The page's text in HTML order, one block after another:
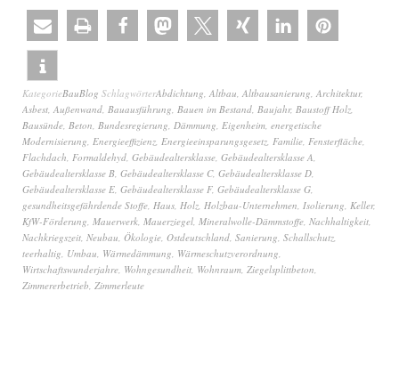
KategorieBauBlog SchlagwörterAbdichtung, Altbau, Altbausanierung, Architektur,
Asbest, Außenwand, Bauausführung, Bauen im Bestand, Baujahr, Baustoff Holz,
Bausünde, Beton, Bundesregierung, Dämmung, Eigenheim, energetische
Modernisierung, Energieeffizienz, Energieeinsparungsgesetz, Familie, Fensterfläche,
Flachdach, Formaldehyd, Gebäudealtersklasse, Gebäudealtersklasse A,
Gebäudealtersklasse B, Gebäudealtersklasse C, Gebäudealtersklasse D,
Gebäudealtersklasse E, Gebäudealtersklasse F, Gebäudealtersklasse G,
gesundheitsgefährdende Stoffe, Haus, Holz, Holzbau-Unternehmen, Isolierung, Keller,
KfW-Förderung, Mauerwerk, Mauerziegel, Mineralwolle-Dämmstoffe, Nachhaltigkeit,
Nachkriegszeit, Neubau, Ökologie, Ostdeutschland, Sanierung, Schallschutz,
teerhaltig, Umbau, Wärmedämmung, Wärmeschutzverordnung,
Wirtschaftswunderjahre, Wohngesundheit, Wohnraum, Ziegelsplittbeton,
Zimmererbetrieb, Zimmerleute